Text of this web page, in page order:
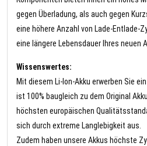
gegen Überladung, als auch gegen
eine höhere Anzahl von Lade-Entlade-
eine längere Lebensdauer Ihres neuen
Wissenswertes:
Mit diesem Li-Ion-Akku erwerben Sie
ist 100% baugleich zu dem Original
höchsten europäischen
sich durch extreme Langlebigkeit aus.
Zudem haben unsere Akkus höchste